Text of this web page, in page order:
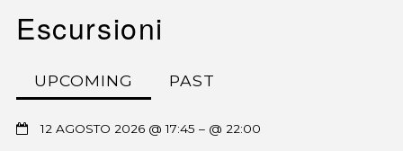
Escursioni
UPCOMING PAST
12 AGOSTO 2026 @ 17:45 – @ 22:00